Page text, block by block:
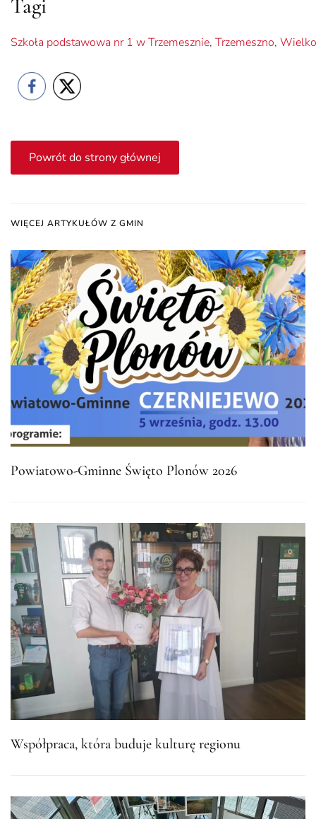
Tagi
Szkoła podstawowa nr 1 w Trzemesznie, Trzemeszno,
Powrót do strony głównej
WIĘCEJ ARTYKUŁÓW Z GMIN
Powiatowo-Gminne Święto Plonów 2026
Współpraca, która buduje kulturę regionu